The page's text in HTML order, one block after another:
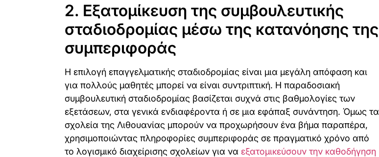
2. Εξατομίκευση της συμβουλευτικής
σταδιοδρομίας μέσω της κατανόησης της
συμπεριφοράς
Η επιλογή επαγγελματικής σταδιοδρομίας είναι μια μεγάλη απόφαση και
για πολλούς μαθητές μπορεί να είναι συντριπτική. Η παραδοσιακή
συμβουλευτική σταδιοδρομίας βασίζεται συχνά στις βαθμολογίες των
εξετάσεων, στα γενικά ενδιαφέροντα ή σε μια εφάπαξ συνάντηση. Όμως τα
σχολεία της Λιθουανίας μπορούν να προχωρήσουν ένα βήμα παραπέρα,
χρησιμοποιώντας πληροφορίες συμπεριφοράς σε πραγματικό χρόνο από
το λογισμικό διαχείρισης σχολείων για να εξατομικεύσουν την καθοδήγηση